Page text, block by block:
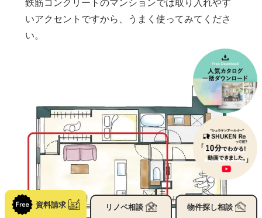
いアクセントですから、うまく使ってみてくださ
い。
資料請求 リノベ相談 物件探し相談